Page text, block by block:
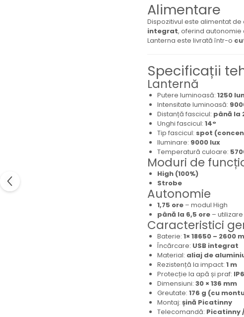
Alimentare
Dispozitivul este alimentat de
integrat, oferind autonomie
Lanterna este livrată într-o
Specificații
Lanternă
Putere luminoasă: 1250
Intensitate luminoasă:
Distanță fascicul: până la
Unghi fascicul: 14°
Tip fascicul: spot
Iluminare: 9000 lux
Temperatură culoare:
Moduri de
High (100%)
Strobe
Autonomie
1,75 ore – modul High
până la 6,5 ore –
Caracteristici
Baterie: 1× 18650 – 2600
Încărcare: USB integrat
Material: aliaj de
Rezistență la impact: 1 m
Protecție la apă și praf:
Dimensiuni: 30 × 136 mm
Greutate: 176 g (cu
Montaj: șină Picatinny
Telecomandă: Picatinny